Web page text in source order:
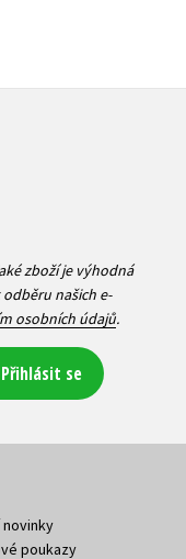
zboží je výhodná
našich e-
osobních údajů.
Přihlásit se
novinky
poukazy